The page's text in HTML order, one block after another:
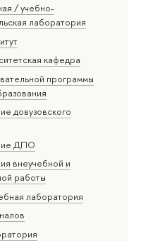
/ учебно-
лаборатория
кафедра
программы
довузовского
ДПО
внеучебной и
работы
лаборатория